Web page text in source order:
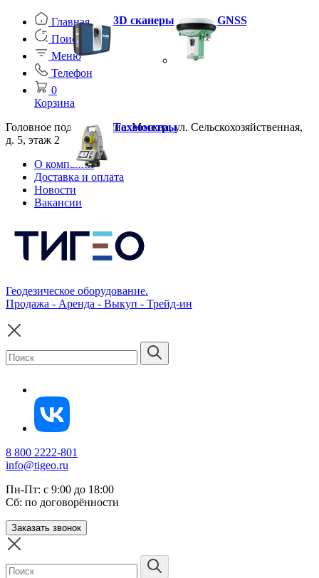
Главная
Поиск
Меню
Телефон
0
Корзина
Головное подразделение: Москва, ул. Сельскохозяйственная,
д. 5, этаж 2
О компании
Доставка и оплата
Новости
Вакансии
Геодезическое оборудование.
Продажа - Аренда - Выкуп - Трейд-ин
8 800 2222-801
info@tigeo.ru
Пн-Пт: с 9:00 до 18:00
Сб: по договорённости
Заказать звонок
3D сканеры GNSS
Тахеометры